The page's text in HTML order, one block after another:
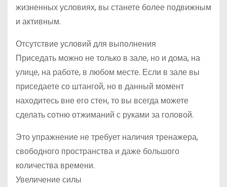
жизненных условиях, вы станете более подвижным
и активным.
Отсутствие условий для выполнения
Приседать можно не только в зале, но и дома, на
улице, на работе, в любом месте. Если в зале вы
приседаете со штангой, но в данный момент
находитесь вне его стен, то вы всегда можете
сделать сотню отжиманий с руками за головой.
Это упражнение не требует наличия тренажера,
свободного пространства и даже большого
количества времени.
Увеличение силы